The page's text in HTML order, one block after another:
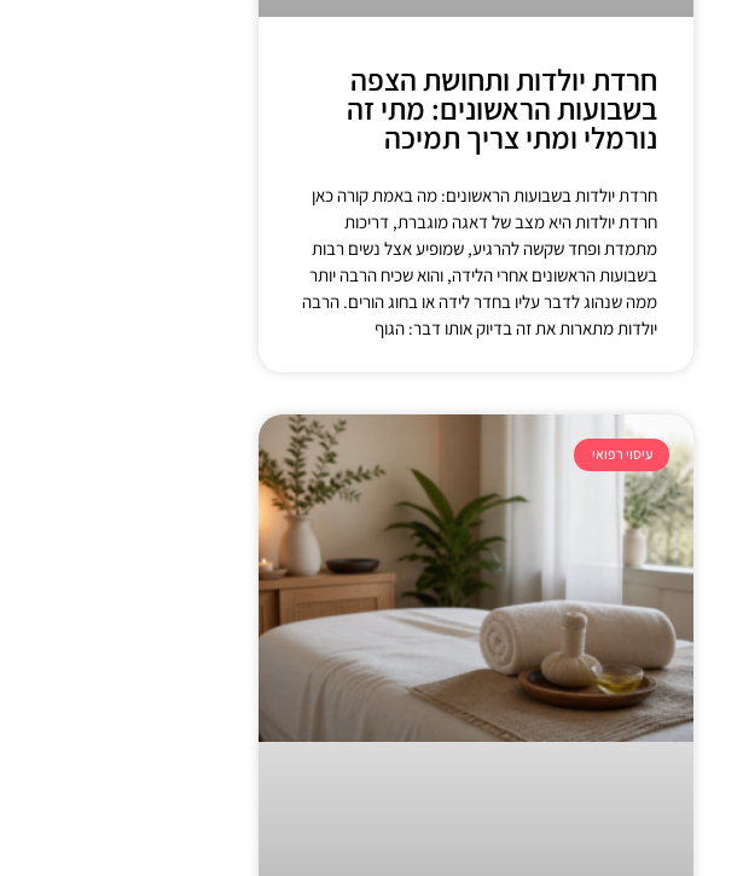
חרדת יולדות ותחושת הצפה
בשבועות הראשונים: מתי זה
נורמלי ומתי צריך תמיכה
חרדת יולדות בשבועות הראשונים: מה באמת קורה כאן
חרדת יולדות היא מצב של דאגה מוגברת, דריכות
מתמדת ופחד שקשה להרגיע, שמופיע אצל נשים רבות
בשבועות הראשונים אחרי הלידה, והוא שכיח הרבה יותר
ממה שנהוג לדבר עליו בחדר לידה או בחוג הורים. הרבה
יולדות מתארות את זה בדיוק אותו דבר: הגוף
עיסוי רפואי